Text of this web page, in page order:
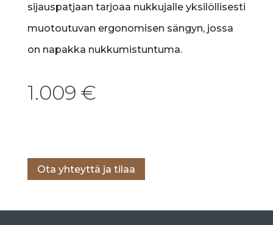
sijauspatjaan tarjoaa nukkujalle yksilöllisesti
muotoutuvan ergonomisen sängyn, jossa
on napakka nukkumistuntuma.
1.009 €
Ota yhteyttä ja tilaa